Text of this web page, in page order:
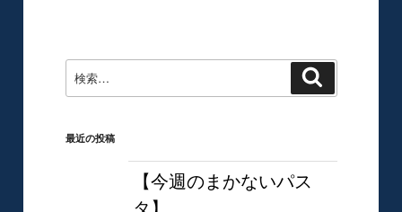
索:
最近の投稿
【今週のまかないパス